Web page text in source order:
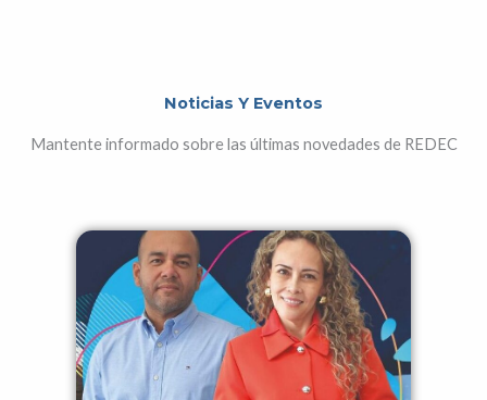
Noticias Y Eventos
Mantente informado sobre las últimas novedades de REDEC